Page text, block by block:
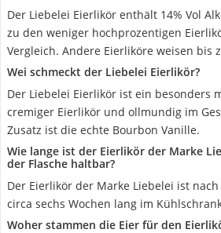
Der Liebelei Eierlikör enthält 14% Vol
zu den weniger hochprozentigen
Vergleich. Andere Eierliköre weisen bis
Wei schmeckt der Liebelei Eierlikör?
Der Liebelei Eierlikör ist ein besonders
cremiger Eierlikör und ollmundig im
Zusatz ist die echte Bourbon Vanille.
Wie lange ist der Eierlikör der Marke
der Flasche haltbar?
Der Eierlikör der Marke Liebelei ist
circa sechs Wochen lang im
Woher stammen die Eier für den